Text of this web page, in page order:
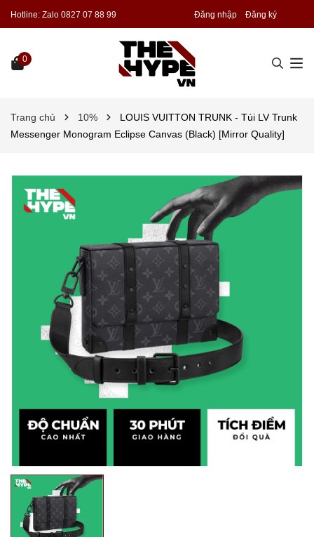
Hotline: Zalo 0827 07 88 99 Đăng nhập Đăng ký
0
Trang chủ 10%
LOUIS VUITTON TRUNK - Túi LV Trunk
Messenger Monogram Eclipse Canvas (Black) [Mirror Quality]